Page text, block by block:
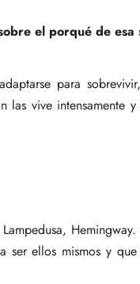
el porqué de esa
para
las vive
ser ellos mismos y